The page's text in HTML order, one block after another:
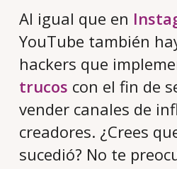
Al igual que en
YouTube también
hackers que
trucos con el fin de
vender canales de
creadores. ¿Crees
sucedió? No te